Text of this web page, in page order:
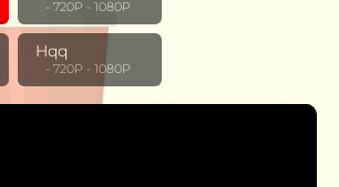
‎ ‎ ‎ - 720P - 1080P
Hqq
‎ ‎ ‎ - 720P - 1080P